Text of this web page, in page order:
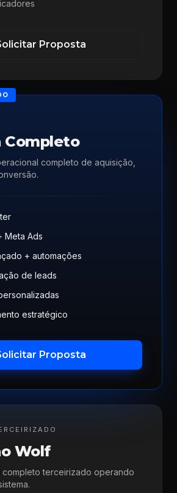
Proposta
Completo
completo de aquisição,
Meta Ads
+ automações
de leads
estratégico
Proposta
Wolf
completo terceirizado operando